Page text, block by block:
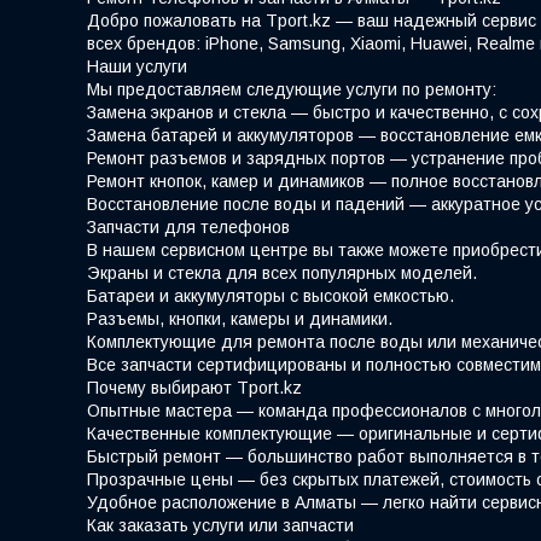
Добро пожаловать на Tport.kz — ваш надежный сервис
всех брендов: iPhone, Samsung, Xiaomi, Huawei,
Наши услуги
Мы предоставляем следующие услуги по ремонту:
Замена экранов и стекла — быстро и качественно, с
Замена батарей и аккумуляторов — восстановление
Ремонт разъемов и зарядных портов — устранение
Ремонт кнопок, камер и динамиков — полное
Восстановление после воды и падений — аккуратное
Запчасти для телефонов
В нашем сервисном центре вы также можете
Экраны и стекла для всех популярных моделей.
Батареи и аккумуляторы с высокой емкостью.
Разъемы, кнопки, камеры и динамики.
Комплектующие для ремонта после воды или
Все запчасти сертифицированы и полностью
Почему выбирают Tport.kz
Опытные мастера — команда профессионалов с
Качественные комплектующие — оригинальные и
Быстрый ремонт — большинство работ выполняется в
Прозрачные цены — без скрытых платежей, стоимость
Удобное расположение в Алматы — легко найти
Как заказать услуги или запчасти